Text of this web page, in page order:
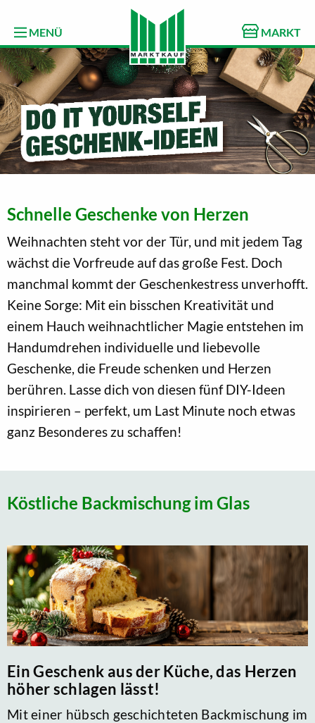
MENÜ MARKT
Schnelle Geschenke von Herzen
Weihnachten steht vor der Tür, und mit jedem Tag
wächst die Vorfreude auf das große Fest. Doch
manchmal kommt der Geschenkestress unverhofft.
Keine Sorge: Mit ein bisschen Kreativität und
einem Hauch weihnachtlicher Magie entstehen im
Handumdrehen individuelle und liebevolle
Geschenke, die Freude schenken und Herzen
berühren. Lasse dich von diesen fünf DIY-Ideen
inspirieren – perfekt, um Last Minute noch etwas
ganz Besonderes zu schaffen!
Köstliche Backmischung im Glas
Ein Geschenk aus der Küche, das Herzen
höher schlagen lässt!
Mit einer hübsch geschichteten Backmischung im